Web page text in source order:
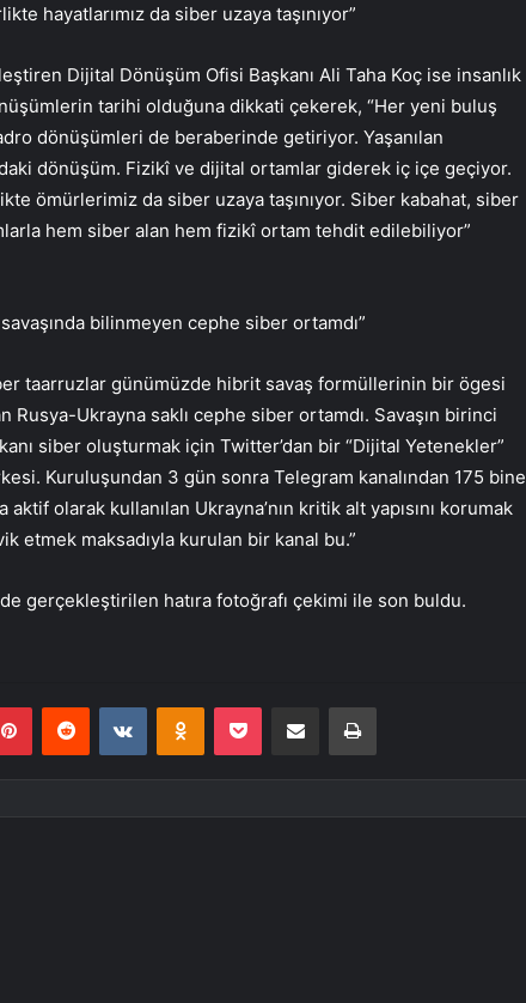
hayatlarımız da siber uzaya taşınıyor”
Dijital Dönüşüm Ofisi Başkanı Ali Taha Koç ise insanlık
tarihi olduğuna dikkati çekerek, “Her yeni buluş
dönüşümleri de beraberinde getiriyor. Yaşanılan
dönüşüm. Fizikî ve dijital ortamlar giderek iç içe geçiyor.
ömürlerimiz da siber uzaya taşınıyor. Siber kabahat, siber
hem siber alan hem fizikî ortam tehdit edilebiliyor”
bilinmeyen cephe siber ortamdı”
taarruzlar günümüzde hibrit savaş formüllerinin bir ögesi
Rusya-Ukrayna saklı cephe siber ortamdı. Savaşın birinci
siber oluşturmak için Twitter’dan bir “Dijital Yetenekler”
Kuruluşundan 3 gün sonra Telegram kanalından 175 bine
olarak kullanılan Ukrayna’nın kritik alt yapısını korumak
etmek maksadıyla kurulan bir kanal bu.”
gerçekleştirilen hatıra fotoğrafı çekimi ile son buldu.
PinterestReddit VKontakteOdnoklassniki
Pocket E-Posta ile paylaş Yazdır